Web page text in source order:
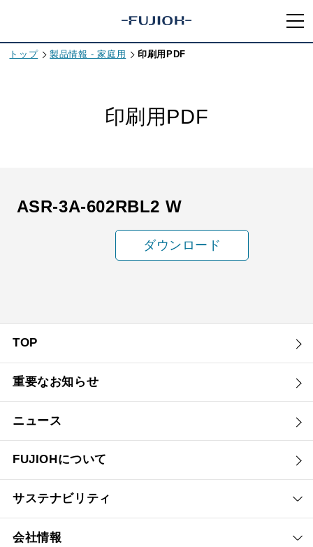
トップ 製品情報 - 家庭用 印刷用PDF
印刷用PDF
ASR-3A-602RBL2 W
ダウンロード
TOP
重要なお知らせ
ニュース
FUJIOHについて
サステナビリティ
会社情報